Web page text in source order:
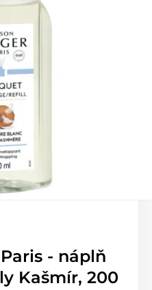
- náplň
Kašmír, 200